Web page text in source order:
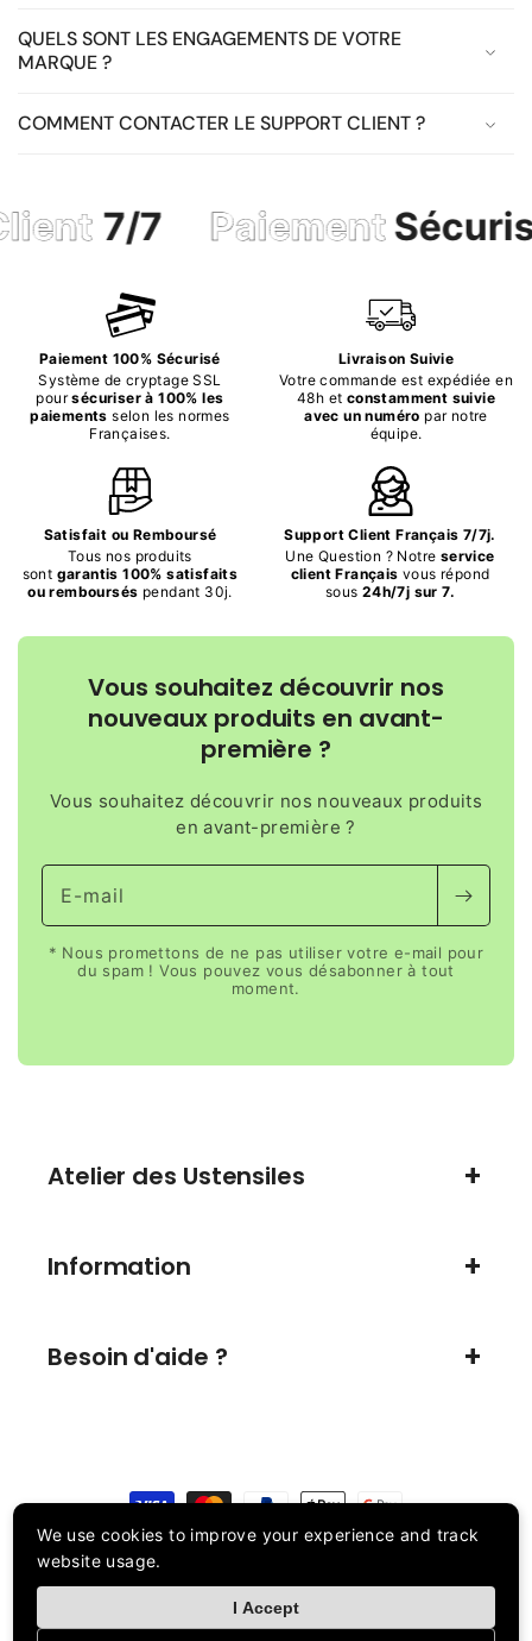
QUELS SONT LES ENGAGEMENTS DE VOTRE
MARQUE ?
COMMENT CONTACTER LE SUPPORT CLIENT ?
7/7 PaiementSécurisé
Paiement 100% Sécurisé
Système de cryptage SSL
poursécuriser à 100% les
paiements selon les normes
Françaises.
Livraison Suivie
Votre commande est expédiée en
48h et constamment suivie
avec un numéro par notre
équipe.
Satisfait ou Remboursé
Tous nos produits
sont garantis 100% satisfaits
ou remboursés pendant 30j.
Support Client Français 7/7j.
Une Question ? Notre service
client Français vous répond
sous 24h/7j sur 7.
Vous souhaitez découvrir nos
nouveaux produits en avant-
première ?
Vous souhaitez découvrir nos nouveaux produits
en avant-première ?
E-mail
* Nous promettons de ne pas utiliser votre e-mail pour
du spam ! Vous pouvez vous désabonner à tout
moment.
Atelier des Ustensiles
Information
Besoin d'aide ?
de
paiement
Politique de confidentialité
We use cookies to improve your experience and track
website usage.
I Accept